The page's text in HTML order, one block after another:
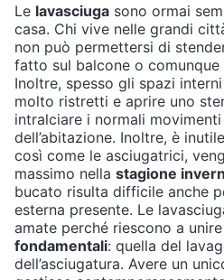
Le lavasciuga sono ormai
casa. Chi vive nelle grandi
non può permettersi di
fatto sul balcone o comunque
Inoltre, spesso gli spazi
molto ristretti e aprire uno
intralciare i normali movimenti
dell’abitazione. Inoltre, è
così come le asciugatrici,
massimo nella stagione
bucato risulta difficile anche
esterna presente. Le
amate perché riescono a unire
fondamentali: quella del
dell’asciugatura. Avere un